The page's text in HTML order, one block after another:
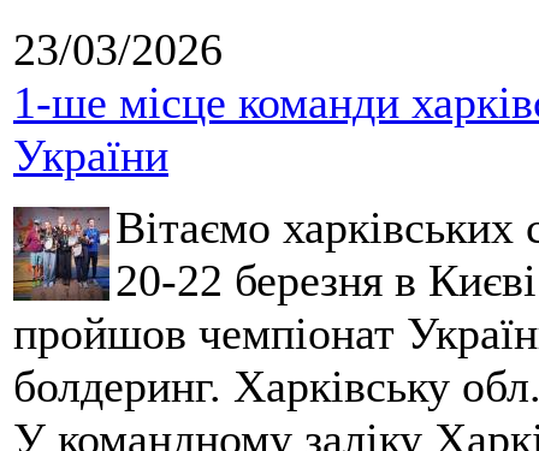
23/03/2026
1-ше місце команди
України
Вітаємо
20-22 березня в
пройшов чемпіонат
болдеринг. Харківську
У командному заліку